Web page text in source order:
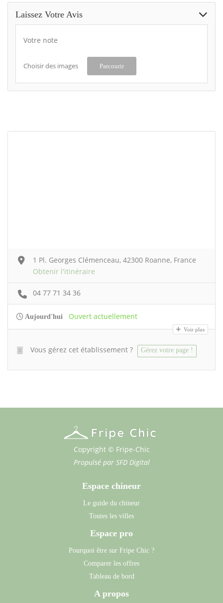
Laissez Votre Avis
Votre note
Choisir des images Parcourir
1 Pl. Georges Clémenceau, 42300 Roanne, France
Obtenir l'itinéraire
04 77 71 34 36
Aujourd'hui Ouvert actuellement
Voir plus
Vous gérez cet établissement ? Gérez votre page !
Copyright © Fripe-Chic
Propulsé par SFD Digital
Espace chineur
Le guide du chineur
Toutes les villes
Espace pro
Pourquoi être sur Fripe Chic ?
Comparer les offres
Tableau de bord
A propos